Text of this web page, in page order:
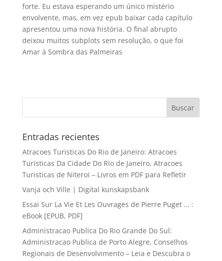
forte. Eu estava esperando um único mistério
envolvente, mas, em vez epub baixar cada capítulo
apresentou uma nova história. O final abrupto
deixou muitos subplots sem resolução, o que foi
Amar à Sombra das Palmeiras
Entradas recientes
Atracoes Turisticas Do Rio de Janeiro: Atracoes
Turisticas Da Cidade Do Rio de Janeiro, Atracoes
Turisticas de Niteroi – Livros em PDF para Refletir
Vanja och Ville | Digital kunskapsbank
Essai Sur La Vie Et Les Ouvrages de Pierre Puget … :
eBook [EPUB, PDF]
Administracao Publica Do Rio Grande Do Sul:
Administracao Publica de Porto Alegre, Conselhos
Regionais de Desenvolvimento – Leia e Descubra o